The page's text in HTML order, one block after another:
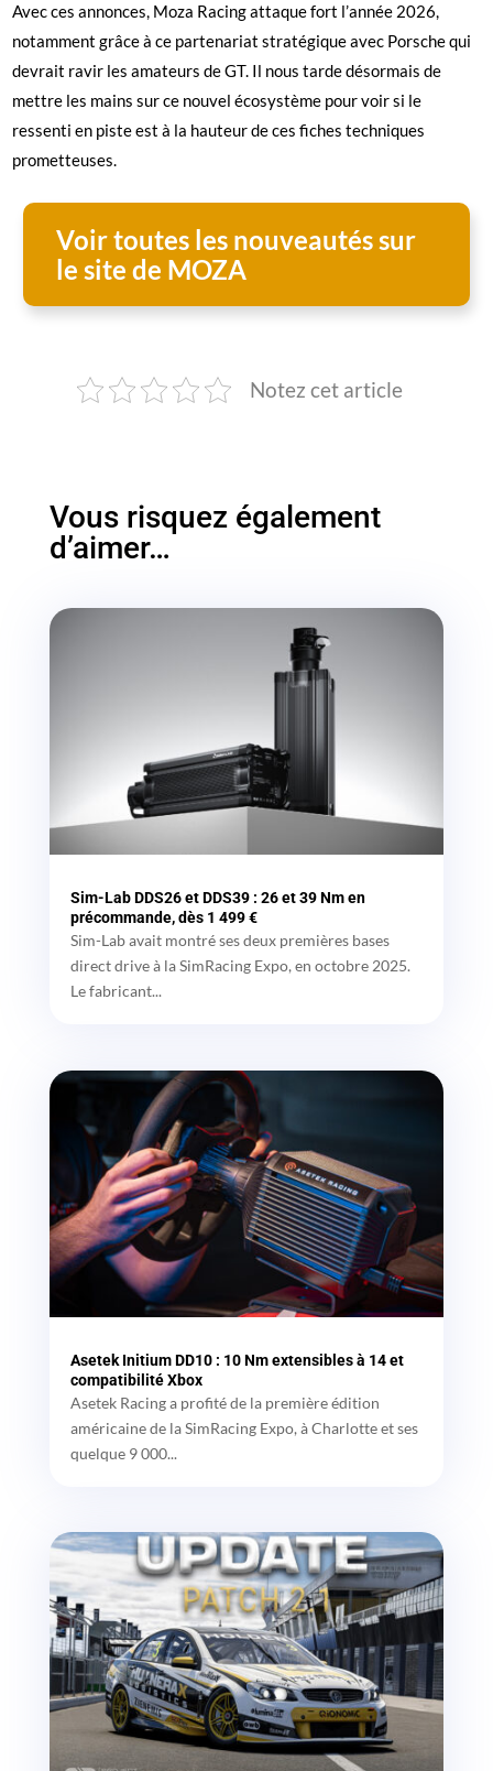
Avec ces annonces, Moza Racing attaque fort l’année 2026,
notamment grâce à ce partenariat stratégique avec Porsche qui
devrait ravir les amateurs de GT. Il nous tarde désormais de
mettre les mains sur ce nouvel écosystème pour voir si le
ressenti en piste est à la hauteur de ces fiches techniques
prometteuses.
Voir toutes les nouveautés sur
le site de MOZA
Notez cet article
Vous risquez également
d’aimer…
Sim-Lab DDS26 et DDS39 : 26 et 39 Nm en
précommande, dès 1 499 €
Sim-Lab avait montré ses deux premières bases
direct drive à la SimRacing Expo, en octobre 2025.
Le fabricant...
Asetek Initium DD10 : 10 Nm extensibles à 14 et
compatibilité Xbox
Asetek Racing a profité de la première édition
américaine de la SimRacing Expo, à Charlotte et ses
quelque 9 000...